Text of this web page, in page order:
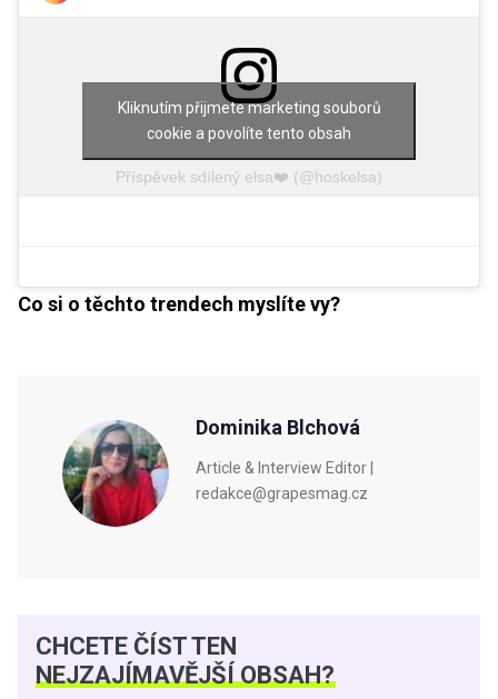
Příspěvek sdílený elsa❤️ (@hoskelsa)
Kliknutím přijmete marketing souborů
cookie a povolíte tento obsah
Co si o těchto trendech myslíte vy?
Dominika Blchová
Article & Interview Editor |
redakce@grapesmag.cz
CHCETE ČÍST TEN
NEJZAJÍMAVĚJŠÍ OBSAH?